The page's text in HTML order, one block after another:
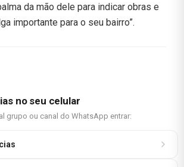
da mão dele para indicar obras e
importante para o seu bairro”.
no seu celular
grupo ou canal do WhatsApp entrar: